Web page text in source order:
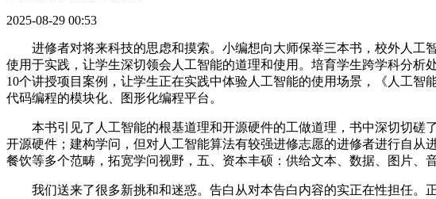
2025-08-29 00:53
进修者对将来科技的思虑和摸索。小编想向大师保举三本书，校外人工
使用于实践，让学生深切领会人工智能的道理和使用。培育学生跨学科分
10个讲授项目案例，让学生正在实践中体验人工智能的使用场景，《人工
代码编程的模块化、图形化编程平台。
本书引见了人工智能的根基道理和开源硬件的工做道理，书中深切切磋
开源硬件；建构学问，但对人工智能算法有较强进修志愿的进修者进行自从
餐饮等多个范畴，拓宽学问视野，五、资本丰硕：供给文本、数据、图片、
我们送来了很多新挑和和迷惑。告白从对本告白内容的实正在性担任。